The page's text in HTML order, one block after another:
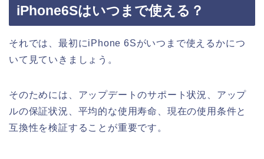
iPhone6Sはいつまで使える？
それでは、最初にiPhone 6Sがいつまで使えるかにつ
いて見ていきましょう。
そのためには、アップデートのサポート状況、アップ
ルの保証状況、平均的な使用寿命、現在の使用条件と
互換性を検証することが重要です。